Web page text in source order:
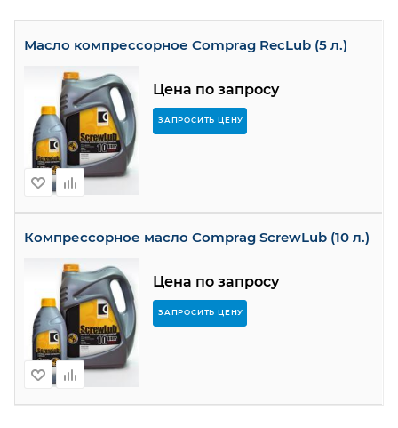
Масло компрессорное Comprag RecLub (5 л.)
Цена по запросу
ЗАПРОСИТЬ ЦЕНУ
Компрессорное масло Comprag ScrewLub (10 л.)
Цена по запросу
ЗАПРОСИТЬ ЦЕНУ